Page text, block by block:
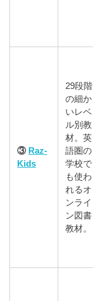
③ Raz-
Kids
29段階
の細か
いレベ
ル別教
材。英
語圏の
学校で
も使わ
れるオ
ンライ
ン図書
教材。